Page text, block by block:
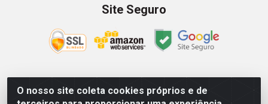
O nosso site coleta cookies próprios e de
Site Seguro
Zein Importação e Comércio LTDA - Av. Senador Queiróz, 274